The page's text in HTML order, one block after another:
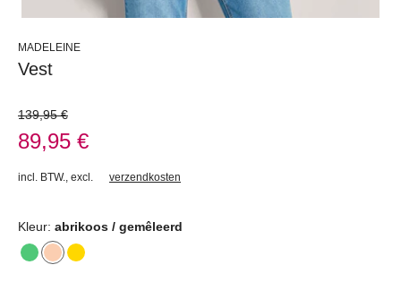
MADELEINE
Vest
139,95 €
89,95 €
incl. BTW. excl. verzendkosten
Kleur: abrikoos / gemêleerd